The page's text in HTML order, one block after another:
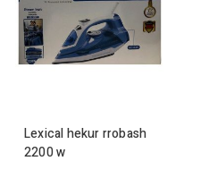
Lexical hekur rrobash
2200w